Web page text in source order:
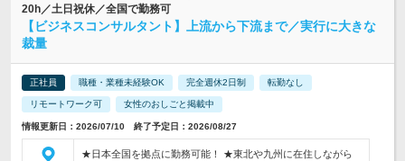
20h／土日祝休／全国で勤務可
【ビジネスコンサルタント】上流から下流まで／実行に大きな
裁量
正社員 職種・業種未経験OK 完全週休2日制 転勤なし
リモートワーク可 女性のおしごと掲載中
情報更新日：2026/07/10 終了予定日：2026/08/27
★日本全国を拠点に勤務可能！ ★東北や九州に在住しながら